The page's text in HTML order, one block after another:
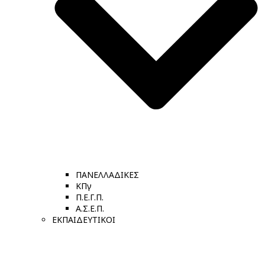
ΠΑΝΕΛΛΑΔΙΚΕΣ
ΚΠγ
Π.Ε.Γ.Π.
Α.Σ.Ε.Π.
ΕΚΠΑΙΔΕΥΤΙΚΟΙ